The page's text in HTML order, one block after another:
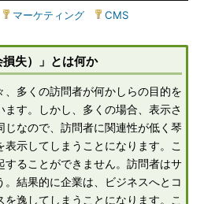
マーケティング CMS
損失）」とは何か
、多くの訪問者が何かしらの目的を
ます。しかし、多くの場合、表示さ
じなので、訪問者に関連性が低く琴
示してしまうことになります。こ
することができません。訪問者はサ
。結果的に企業は、ビジネスへとコ
を逸してしまうことになります。こ